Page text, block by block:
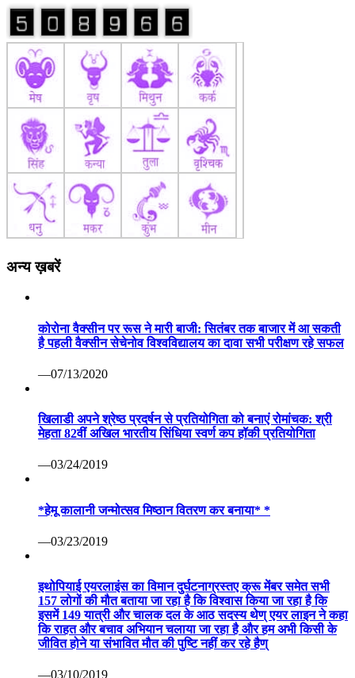
अन्य ख़बरें
कोरोना वैक्सीन पर रूस ने मारी बाजी: सितंबर तक बाजार में आ सकती
है पहली वैक्सीन सेचेनोव विश्वविद्यालय का दावा सभी परीक्षण रहे सफल
—07/13/2020
खिलाडी अपने श्रेष्ठ प्रदर्षन से प्रतियोगिता को बनाएं रोमांचक: श्री
मेहता 82वीं अखिल भारतीय सिंधिया स्वर्ण कप हॉकी प्रतियोगिता
—03/24/2019
*हेमू कालानी जन्मोत्सव मिष्ठान वितरण कर बनाया* *
—03/23/2019
इथोपियाई एयरलाइंस का विमान दुर्घटनाग्रस्तए क्रू मेंबर समेत सभी
157 लोगों की मौत बताया जा रहा है कि विश्वास किया जा रहा है कि
इसमें 149 यात्री और चालक दल के आठ सदस्य थेण् एयर लाइन ने कहा
कि राहत और बचाव अभियान चलाया जा रहा है और हम अभी किसी के
जीवित होने या संभावित मौत की पुष्टि नहीं कर रहे हैण्
—03/10/2019